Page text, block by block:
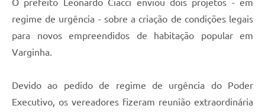
O prefeito Leonardo Ciacci enviou dois projetos - em
regime de urgência - sobre a criação de condições legais
para novos empreendidos de habitação popular em
Varginha.
Devido ao pedido de regime de urgência do Poder
Executivo, os vereadores fizeram reunião extraordinária